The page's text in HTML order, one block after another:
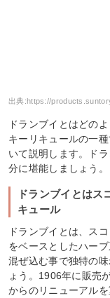
出典:https://
ドランブイとはどの
キーリキュールの一
いて説明します。ド
分に堪能しましょう。
ドランブイとはス
キュール
ドランブイとは、ス
をベースとしたハー
混ぜ込む事で独特の
ょう。1906年に販売
からのリニューアル